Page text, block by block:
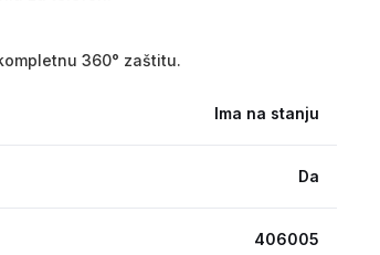
360° zaštitu.
Ima na stanju
Da
406005